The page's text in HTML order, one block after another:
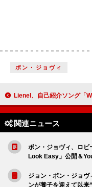
ボン・ジョヴィ
Lienel、自己紹介ソング「We are Lienel!!!!!!」“光速の六大神 ver.”ライ
関連ニュース
ボン・ジョヴィ、ロ
Look Easy」公開＆
ジョン・ボン・ジョ
ンが養子を迎えて以来